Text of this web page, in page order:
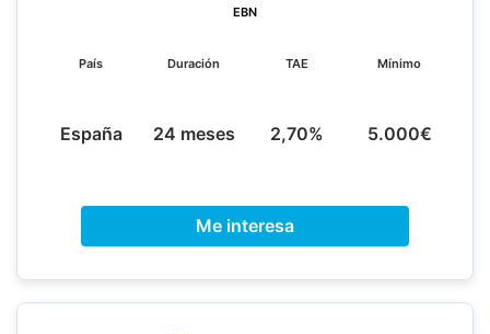
EBN
País
España
Duración
24 meses
TAE
2,70%
Mínimo
5.000€
Me interesa